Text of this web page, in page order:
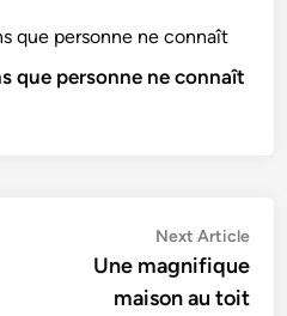
que personne ne connaît
Next Article
Une magnifique
maison au toit